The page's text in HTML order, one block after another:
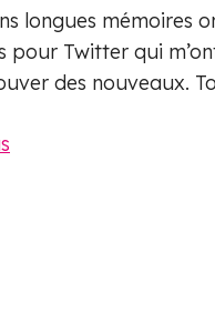
longues mémoires
pour Twitter qui
des nouveaux.